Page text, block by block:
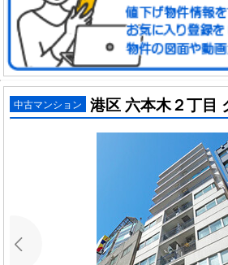
中古マンション 港区 六本木２丁目